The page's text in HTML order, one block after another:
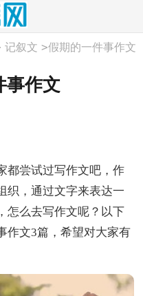
记叙文 >假期的一件事作文
事作文
尝试过写作文吧，作
织，通过文字来表达一
怎么去写作文呢？以下
作文3篇，希望对大家有